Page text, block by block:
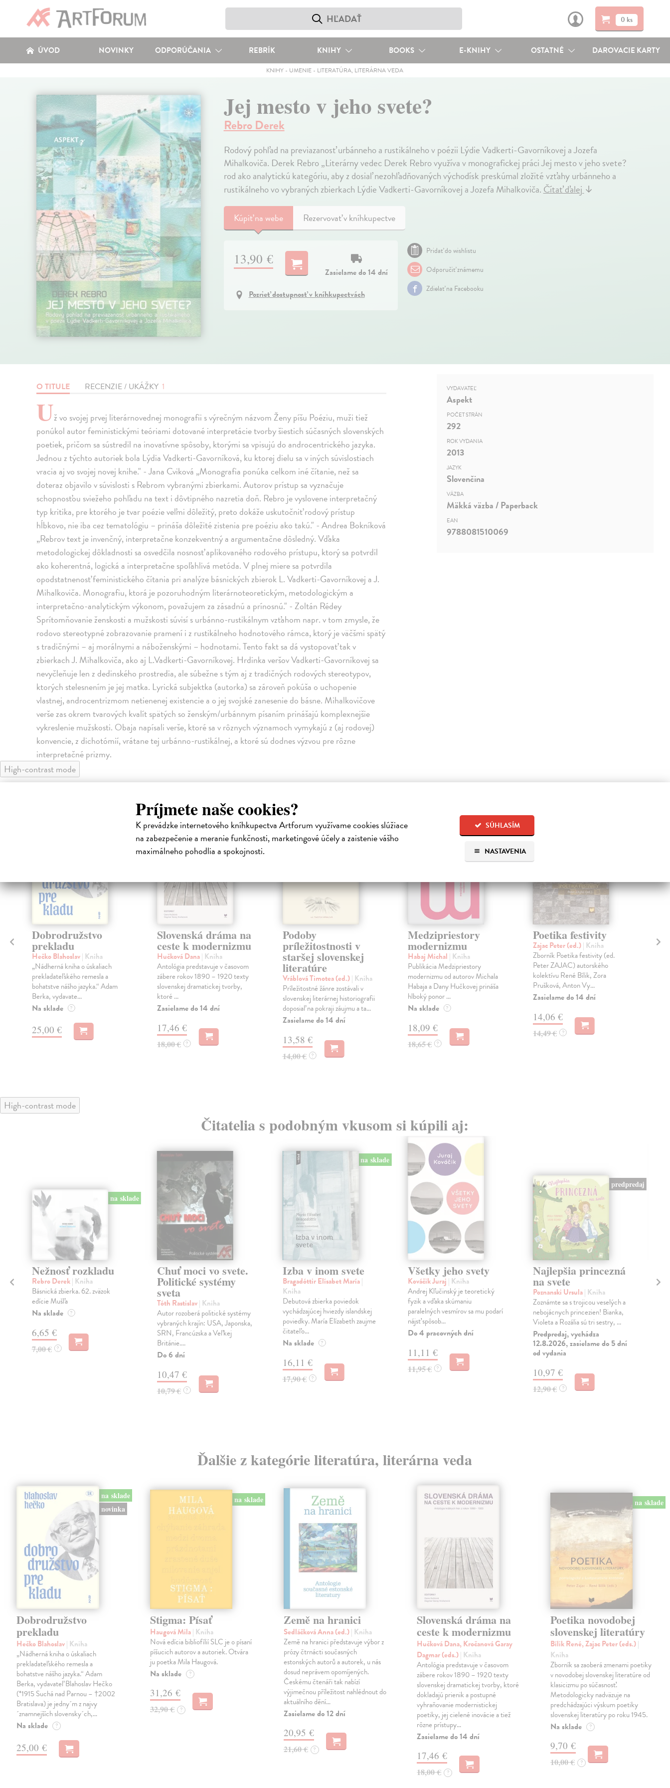
Príjmete naše cookies?
K prevádzke internetového kníhkupectva Artforum využívame cookies slúžiace
na zabezpečenie a meranie funkčnosti, marketingové účely a zaistenie vášho
maximálneho pohodlia a spokojnosti.
SÚHLASÍM
NASTAVENIA
0 ks
ÚVOD NOVINKY ODPORÚČANIA REBRÍK KNIHY BOOKS E-KNIHY OSTATNÉ DAROVACIE KARTY
KNIHY - UMENIE - LITERATÚRA, LITERÁRNA VEDA
Jej mesto v jeho svete?
Rebro Derek
Rodový pohľad na previazanosť urbánneho a rustikálneho v poézii Lýdie Vadkerti-Gavorníkovej a Jozefa
Mihalkoviča. Derek Rebro „Literárny vedec Derek Rebro využíva v monografickej práci Jej mesto v jeho svete?
rod ako analytickú kategóriu, aby z dosiaľ nezohľadňovaných východísk preskúmal zložité vzťahy urbánneho a
rustikálneho vo vybraných zbierkach Lýdie Vadkerti-Gavorníkovej a Jozefa Mihalkoviča.Čítať ďalej↓
Kúpiťna webe Rezervovať v kníhkupectve
13,90 €
Zasielame do 14 dní
Pozrieť dostupnosť v kníhkupectvách
Pridať do wishlistu
Odporučiť známemu
Zdielať na Facebooku
O TITULE RECENZIE / UKÁŽKY 1
Už vo svojej prvej literárnovednej monografii s výrečným názvom Ženy píšu Poéziu, muži tiež
ponúkol autor feministickými teóriami dotované interpretácie tvorby šiestich súčasných slovenských
poetiek, pričom sa sústredil na inovatívne spôsoby, ktorými sa vpisujú do androcentrického jazyka.
Jednou z týchto autoriek bola Lýdia Vadkerti-Gavorníková, ku ktorej dielu sa v iných súvislostiach
vracia aj vo svojej novej knihe." - Jana Cviková „Monografia ponúka celkom iné čítanie, než sa
doteraz objavilo v súvislosti s Rebrom vybranými zbierkami. Autorov prístup sa vyznačuje
schopnosťou sviežeho pohľadu na text i dôvtipného nazretia doň. Rebro je vyslovene interpretačný
typ kritika, pre ktorého je tvar poézie veľmi dôležitý, preto dokáže uskutočniť rodový prístup
hĺbkovo, nie iba cez tematológiu – prináša dôležité zistenia pre poéziu ako takú." - Andrea Bokníková
„Rebrov text je invenčný, interpretačne konzekventný a argumentačne dôsledný. Vďaka
metodologickej dôkladnosti sa osvedčila nosnosť aplikovaného rodového prístupu, ktorý sa potvrdil
ako koherentná, logická a interpretačne spoľahlivá metóda. V plnej miere sa potvrdila
opodstatnenosť feministického čítania pri analýze básnických zbierok L. Vadkerti-Gavorníkovej a J.
Mihalkoviča. Monografiu, ktorá je pozoruhodným literárnoteoretickým, metodologickým a
interpretačno-analytickým výkonom, považujem za zásadnú a prínosnú." - Zoltán Rédey
Sprítomňovanie ženskosti a mužskosti súvisí s urbánno-rustikálnym vzťahom napr. v tom zmysle, že
rodovo stereotypné zobrazovanie pramení i z rustikálneho hodnotového rámca, ktorý je väčšmi spätý
s tradičnými – aj morálnymi a náboženskými – hodnotami. Tento fakt sa dá vystopovať tak v
zbierkach J. Mihalkoviča, ako aj L.Vadkerti-Gavorníkovej. Hrdinka veršov Vadkerti-Gavorníkovej sa
nevyčleňuje len z dedinského prostredia, ale súbežne s tým aj z tradičných rodových stereotypov,
ktorých stelesnením je jej matka. Lyrická subjektka (autorka) sa zároveň pokúša o uchopenie
vlastnej, androcentrizmom netienenej existencie a o jej svojské zanesenie do básne. Mihalkovičove
verše zas okrem tvarových kvalít spätých so ženským/urbánnym písaním prinášajú komplexnejšie
vykreslenie mužskosti. Obaja napísali verše, ktoré sa v rôznych významoch vymykajú z (aj rodovej)
konvencie, z dichotómií, vrátane tej urbánno-rustikálnej, a ktoré sú dodnes výzvou pre rôzne
interpretačné prizmy.
VYDAVATEĽ
Aspekt
POČET STRÁN
292
ROK VYDANIA
2013
JAZYK
Slovenčina
VÄZBA
Mäkká väzba / Paperback
EAN
9788081510069
High-contrast mode
Podobné tituly
na sklade
Dobrodružstvo
prekladu
Hečko Blahoslav| Kniha
„Nádherná kniha o úskaliach
prekladateľského remesla a
bohatstve nášho jazyka.“ Adam
Berka, vydavate...
Na sklade ?
25,00 €
Slovenská dráma na
ceste k modernizmu
Hučková Dana| Kniha
Antológia predstavuje v časovom
zábere rokov 1890 – 1920 texty
slovenskej dramatickej tvorby,
ktoré ...
Zasielame do 14 dní
17,46 €
18,00 € ?
Podoby
príležitostnosti v
staršej slovenskej
literatúre
Vráblová Timotea (ed.)| Kniha
Príležitostné žánre zostávali v
slovenskej literárnej historiografii
doposiaľ na pokraji záujmu a ta...
Zasielame do 14 dní
13,58 €
14,00 € ?
na sklade
Medzipriestory
modernizmu
Habaj Michal | Kniha
Publikácia Medzipriestory
modernizmu od autorov Michala
Habaja a Dany Hučkovej prináša
hlboký ponor ...
Na sklade ?
18,09 €
18,65 € ?
Poetika festivity
Zajac Peter (ed.)| Kniha
Zborník Poetika festivity (ed.
Peter ZAJAC) autorského
kolektívu René Bílik, Zora
Prušková, Anton Vy...
Zasielame do 14 dní
14,06 €
14,49 € ?
High-contrast mode
Čitatelia s podobným vkusom si kúpili aj:
na sklade
Nežnosť rozkladu
Rebro Derek| Kniha
Básnická zbierka. 62. zväzok
edície Mušľa
Na sklade ?
6,65 €
7,00 € ?
Chuť moci vo svete.
Politické systémy
sveta
Tóth Rastislav| Kniha
Autor rozoberá politické systémy
vybraných krajín: USA, Japonska,
SRN, Francúzska a Veľkej
Británie....
Do 6 dní
10,47 €
10,79 € ?
na sklade
Izba v inom svete
Bragadóttir Elísabet María|
Kniha
Debutová zbierka poviedok
vychádzajúcej hviezdy islandskej
poviedky. María Elízabeth zaujme
čitateľo...
Na sklade ?
16,11 €
17,90 € ?
Všetky jeho svety
Kováčik Juraj | Kniha
Andrej Kľučinský je teoretický
fyzik a vďaka skúmaniu
paralelných vesmírov sa mu podarí
nájsť spôsob...
Do 4 pracovných dní
11,11 €
11,95 € ?
predpredaj
Najlepšia princezná
na svete
Poznanski Ursula| Kniha
Zoznámte sa s trojicou veselých a
nebojácnych princezien! Bianka,
Violeta a Rozália sú tri sestry, ...
Predpredaj, vychádza
12.8.2026, zasielame do 5 dní
od vydania
10,97 €
12,90 € ?
Ďalšie z kategórie literatúra, literárna veda
na sklade
novinka
Dobrodružstvo
prekladu
Hečko Blahoslav| Kniha
„Nádherná kniha o úskaliach
prekladateľského remesla a
bohatstve nášho jazyka.“ Adam
Berka, vydavateľ Blahoslav Hečko
(*1915 Suchá nad Parnou – †2002
Bratislava) je jedny´m z najvy
´znamnejších slovensky´ch,…
Na sklade ?
25,00 €
na sklade
Stigma: Písať
Haugová Mila| Kniha
Nová edícia bibliofílií SLC je o písaní
píšucich autorov a autoriek. Otvára
ju poetka Mila Haugová.
Na sklade ?
31,26 €
32,90 € ?
Země na hranici
Sedláčková Anna (ed.)| Kniha
Země na hranici představuje výbor z
prózy čtrnácti současných
estonských autorů a autorek, u nás
dosud neprávem opomíjených.
Českému čtenáři tak nabízí
výjimečnou příležitost nahlédnout do
aktuálního dění…
Zasielame do 12 dní
20,95 €
21,60 € ?
Slovenská dráma na
ceste k modernizmu
Hučková Dana, Kročanová Garay
Dagmar (eds.)| Kniha
Antológia predstavuje v časovom
zábere rokov 1890 – 1920 texty
slovenskej dramatickej tvorby, ktoré
dokladajú prienik a postupné
vyhraňovanie modernistickej
poetiky, jej cielené inovácie a tiež
rôzne prístupy…
Zasielame do 14 dní
17,46 €
18,00 € ?
na sklade
Poetika novodobej
slovenskej literatúry
Bílik René, Zajac Peter (eds.)|
Kniha
Zborník sa zaoberá zmenami poetiky
v novodobej slovenskej literatúre od
klasicizmu po súčasnosť.
Metodologicky nadväzuje na
predchádzajúci výskum poetiky
slovenskej literatúry po roku 1945.
Na sklade ?
9,70 €
10,00 € ?